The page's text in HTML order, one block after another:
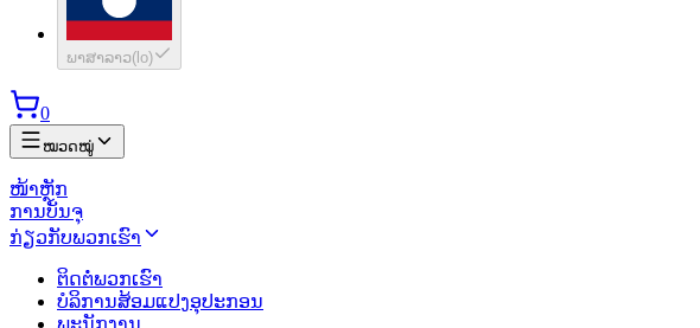
ພາສາລາວ( lo)
0
ໝວດໝູ່
ໜ້າຫຼັກ
ການບັນຈຸ
ກ່ຽວກັບພວກເຮົາ
ຕິດຕໍ່ພວກເຮົາ
ບໍລິການສ້ອມແປງອຸປະກອນ
ພະນັກງານ